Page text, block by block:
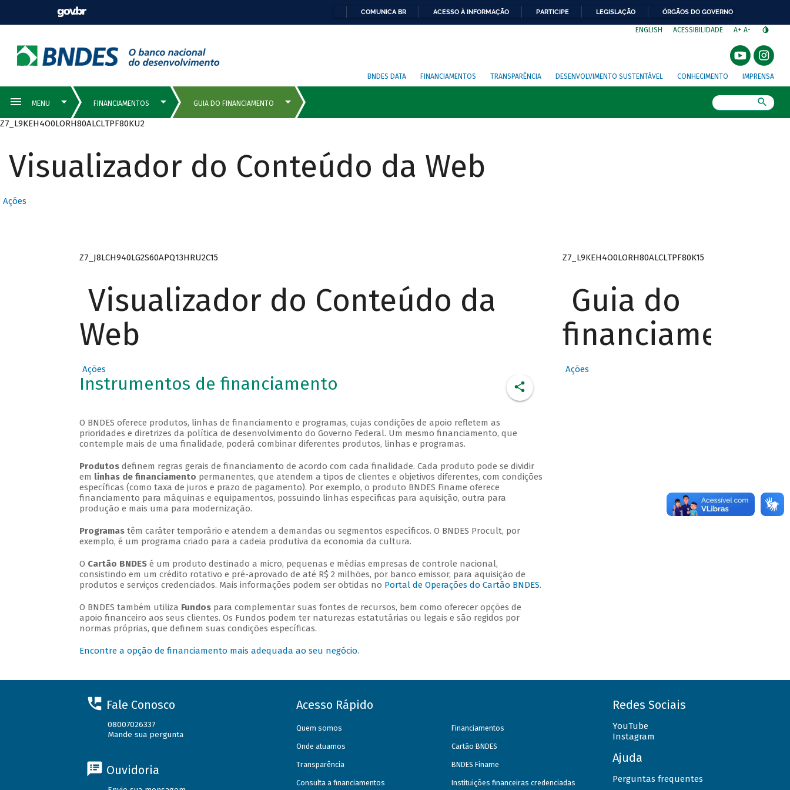
COMUNICA BR ACESSO À INFORMAÇÃO PARTICIPE LEGISLAÇÃO ÓRGÃOS DO GOVERNO
ENGLISH ACESSIBILIDADE A+ A-
BNDES DATA FINANCIAMENTOS TRANSPARÊNCIA DESENVOLVIMENTO SUSTENTÁVEL CONHECIMENTO IMPRENSA
Z7_L9KEH4O0LORH80ALCLTPF80KU2
Visualizador do Conteúdo da Web
Ações
Z7_J8LCH940LG2S60APQ13HRU2C15
Visualizador do Conteúdo da
Web
Ações
Instrumentos de financiamento
O BNDES oferece produtos, linhas de financiamento e programas, cujas condições de apoio refletem as
prioridades e diretrizes da política de desenvolvimento do Governo Federal. Um mesmo financiamento, que
contemple mais de uma finalidade, poderá combinar diferentes produtos, linhas e programas.
Produtosdefinem regras gerais de financiamento de acordo com cada finalidade. Cada produto pode se dividir
em linhas de financiamento permanentes, que atendem a tipos de clientes e objetivos diferentes, com condições
específicas (como taxa de juros e prazo de pagamento). Por exemplo, o produto BNDES Finame oferece
financiamento para máquinas e equipamentos, possuindo linhas específicas para aquisição, outra para
produção e mais uma para modernização.
Programas têm caráter temporário e atendem a demandas ou segmentos específicos. O BNDES Procult, por
exemplo, é um programa criado para a cadeia produtiva da economia da cultura.
O Cartão BNDESé um produto destinado a micro, pequenas e médias empresas de controle nacional,
consistindo em um crédito rotativo e pré-aprovado de até R$ 2 milhões, por banco emissor, para aquisição de
produtos e serviços credenciados. Mais informações podem ser obtidas no Portal de Operações do Cartão BNDES.
O BNDES também utiliza Fundospara complementar suas fontes de recursos, bem como oferecer opções de
apoio financeiro aos seus clientes. Os Fundos podem ter naturezas estatutárias ou legais e são regidos por
normas próprias, que definem suas condições específicas.
Encontre a opção de financiamento mais adequada ao seu negócio.
Z7_L9KEH4O0LORH80ALCLTPF80K15
Guia do
financiamento
Ações
Fale Conosco
08007026337
Mande sua pergunta
Ouvidoria
Acesso Rápido
Quem somos
Onde atuamos
Transparência
Consulta a financiamentos
Financiamentos
Cartão BNDES
BNDES Finame
Instituições financeiras credenciadas
Redes Sociais
YouTube
Instagram
Ajuda
Perguntas frequentes